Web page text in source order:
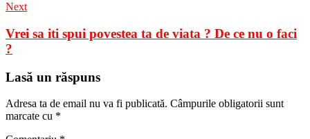
Next
Vrei sa iti spui povestea ta de viata ? De ce nu o faci
?
Lasă un răspuns
Adresa ta de email nu va fi publicată. Câmpurile obligatorii sunt
marcate cu *